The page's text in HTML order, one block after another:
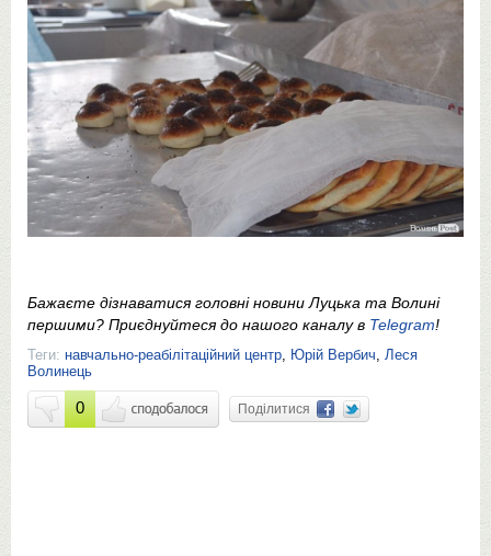
Бажаєте дізнаватися головні новини Луцька та Волині
першими? Приєднуйтеся до нашого каналу в Telegram!
Теги: навчально-реабілітаційний центр Юрій Вербич
Леся
Волинець
0 Поділитися